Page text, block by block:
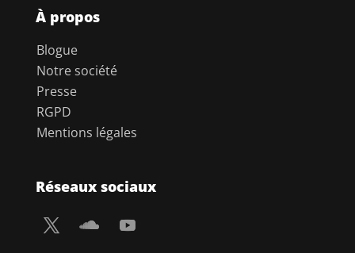
À propos
Blogue
Notre société
Presse
RGPD
Mentions légales
Réseaux sociaux